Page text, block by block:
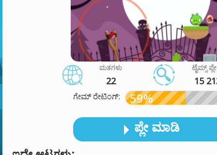
ಮತಗಳು
22
ಟೈಮ್ಸ್
15
ಗೇಮ್ ರೇಟಿಂಗ್: 59%
ಪ್ಲೇ ಮಾಡಿ